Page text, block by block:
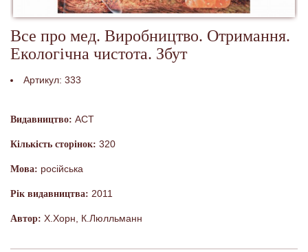
Все про мед. Виробництво. Отримання.
Екологічна чистота. Збут
Артикул: 333
Видавництво: АСТ
Кількість сторінок: 320
Мова: російська
Рік видавництва: 2011
Автор: Х.Хорн, К.Люлльманн